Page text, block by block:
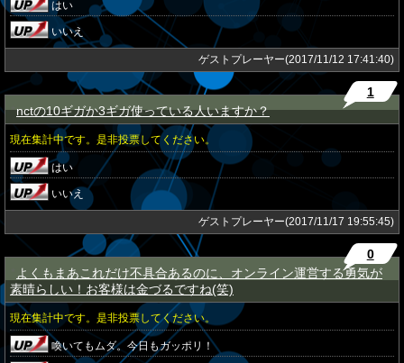
はい
いいえ
ゲストプレーヤー(2017/11/12 17:41:40)
nctの10ギガか3ギガ使っている人いますか？
1
現在集計中です。是非投票してください。
はい
いいえ
ゲストプレーヤー(2017/11/17 19:55:45)
よくもまあこれだけ不具合あるのに、オンライン運営する勇気が
素晴らしい！お客様は金づるですね(笑)
0
現在集計中です。是非投票してください。
喚いてもムダ。今日もガッポリ！